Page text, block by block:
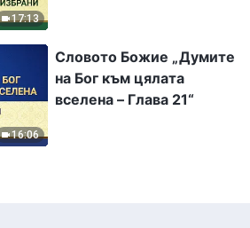
17:13
16:06
Словото Божие „Думите
на Бог към цялата
вселена – Глава 21“